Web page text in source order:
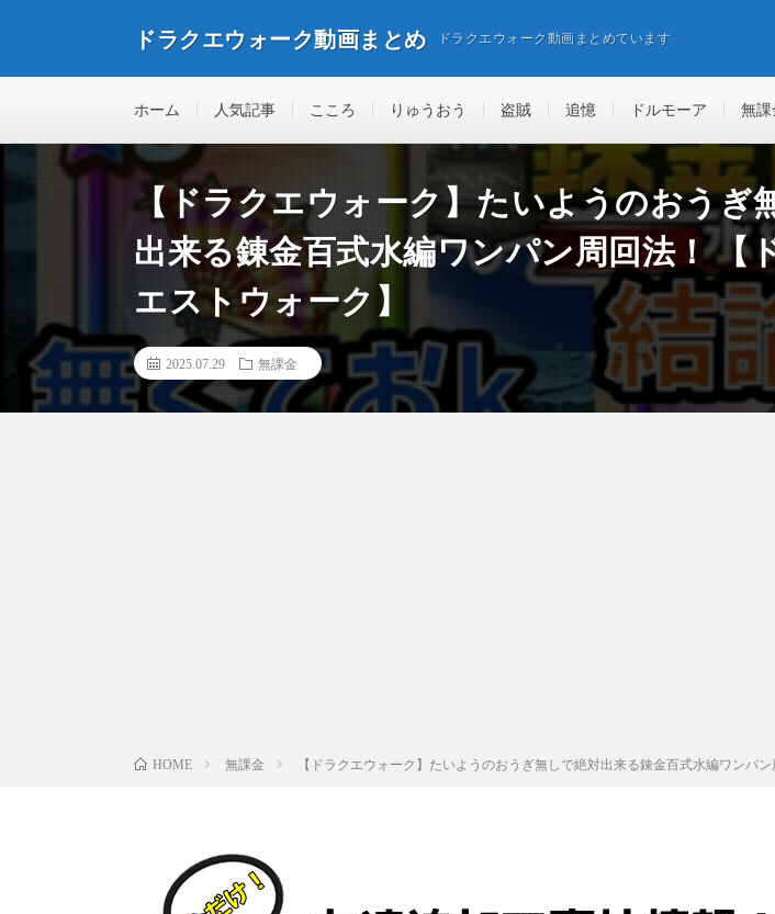
ドラクエウォーク動画まとめ ドラクエウォーク動画まとめています
ホーム 人気記事 こころ りゅうおう 盗賊 追憶 ドルモーア 無課
【ドラクエウォーク】たいようのおうぎ
出来る錬金百式水編ワンパン周回法！ 【
エストウォーク】
2025.07.29 無課金
HOME 無課金 【ドラクエウォーク】たいようのおうぎ無しで絶対出来る錬金百式水編ワンパ